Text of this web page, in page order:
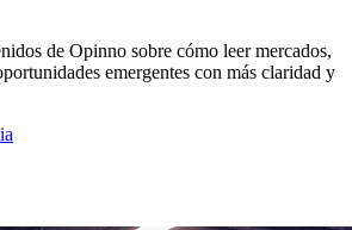
de Opinno sobre cómo leer mercados,
emergentes con más claridad y